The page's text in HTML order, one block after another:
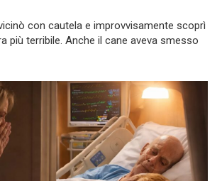
con cautela e improvvisamente scoprì
più terribile. Anche il cane aveva smesso